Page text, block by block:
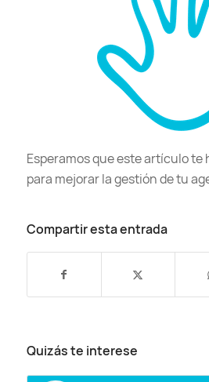
Esperamos que este artículo te
para mejorar la gestión de tu
Compartir esta entrada
Quizás te interese